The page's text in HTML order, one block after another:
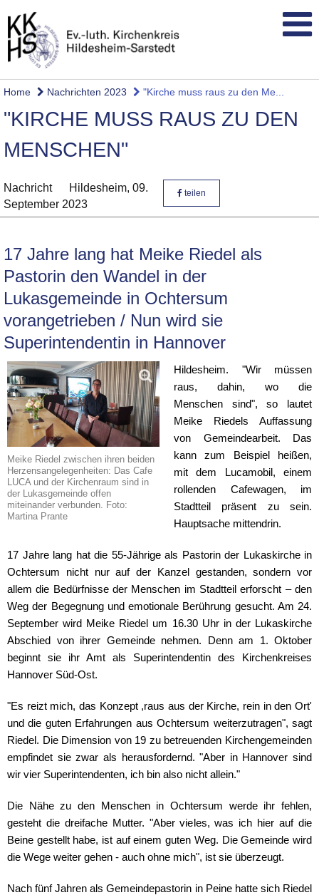
Home Nachrichten 2023 "Kirche muss raus zu den Me...
"KIRCHE MUSS RAUS ZU DEN
MENSCHEN"
Nachricht Hildesheim, 09.
September 2023
teilen
17 Jahre lang hat Meike Riedel als
Pastorin den Wandel in der
Lukasgemeinde in Ochtersum
vorangetrieben / Nun wird sie
Superintendentin in Hannover
Meike Riedel zwischen ihren beiden
Herzensangelegenheiten: Das Cafe
LUCA und der Kirchenraum sind in
der Lukasgemeinde offen
miteinander verbunden. Foto:
Martina Prante
Hildesheim. "Wir müssen
raus, dahin, wo die
Menschen sind", so lautet
Meike Riedels Auffassung
von Gemeindearbeit. Das
kann zum Beispiel heißen,
mit dem Lucamobil, einem
rollenden Cafewagen, im
Stadtteil präsent zu sein.
Hauptsache mittendrin.
17 Jahre lang hat die 55-Jährige als Pastorin der Lukaskirche in
Ochtersum nicht nur auf der Kanzel gestanden, sondern vor
allem die Bedürfnisse der Menschen im Stadtteil erforscht – den
Weg der Begegnung und emotionale Berührung gesucht. Am 24.
September wird Meike Riedel um 16.30 Uhr in der Lukaskirche
Abschied von ihrer Gemeinde nehmen. Denn am 1. Oktober
beginnt sie ihr Amt als Superintendentin des Kirchenkreises
Hannover Süd-Ost.
"Es reizt mich, das Konzept ,raus aus der Kirche, rein in den Ort'
und die guten Erfahrungen aus Ochtersum weiterzutragen", sagt
Riedel. Die Dimension von 19 zu betreuenden Kirchengemeinden
empfindet sie zwar als herausfordernd. "Aber in Hannover sind
wir vier Superintendenten, ich bin also nicht allein."
Die Nähe zu den Menschen in Ochtersum werde ihr fehlen,
gesteht die dreifache Mutter. "Aber vieles, was ich hier auf die
Beine gestellt habe, ist auf einem guten Weg. Die Gemeinde wird
die Wege weiter gehen - auch ohne mich", ist sie überzeugt.
Nach fünf Jahren als Gemeindepastorin in Peine hatte sich Riedel